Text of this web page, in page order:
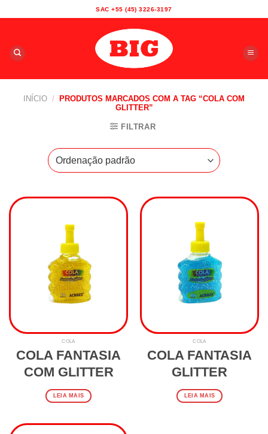
to
SAC +55 (45) 3226-3197
INÍCIO /
PRODUTOS MARCADOS COM A TAG “COLA COM
GLITTER”
FILTRAR
COLA
COLA FANTASIA
COM GLITTER
LEIA MAIS
COLA
COLA FANTASIA
GLITTER
LEIA MAIS